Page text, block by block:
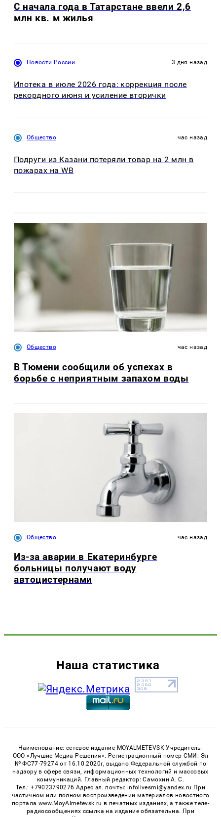
С начала года в Татарстане ввели 2,6
млн кв. м жилья
Новости России 3 дня назад
Ипотека в июле 2026 года: коррекция после
рекордного июня и усиление вторички
Общество час назад
Подруги из Казани потеряли товар на 2 млн в
пожарах на WB
Общество час назад
В Тюмени сообщили об успехах в
борьбе с неприятным запахом воды
Общество час назад
Из-за аварии в Екатеринбурге
больницы получают воду
автоцистернами
Наша статистика
Наименование: сетевое издание MOYALMETEVSK Учредитель:
ООО «Лучшие Медиа Решения». Регистрационный номер СМИ: Эл
№ ФС77-79274 от 16.10.2020г, выдано Федеральной службой по
надзору в сфере связи, информационных технологий и массовых
коммуникаций. Главный редактор: Самохин А. С.
Тел.: +79023790276 Адрес эл. почты: infolivesmi@yandex.ru При
частичном или полном воспроизведении материалов новостного
портала www.MoyAlmetevsk.ru в печатных изданиях, а также теле-
радиосообщениях ссылка на издание обязательна. При